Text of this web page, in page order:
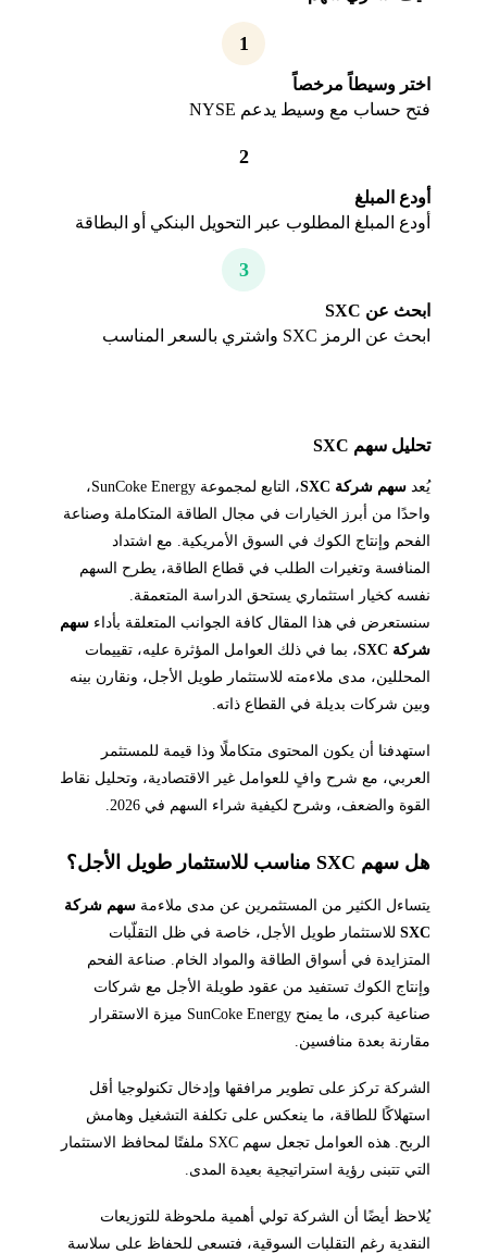
1
اختر وسيطاً مرخصاً
فتح حساب مع وسيط يدعم NYSE
2
أودع المبلغ
أودع المبلغ المطلوب عبر التحويل البنكي أو البطاقة
3
ابحث عن SXC
ابحث عن الرمز SXC واشتري بالسعر المناسب
تحليل سهم SXC
يُعد سهم شركة SXC
، التابع لمجموعة SunCoke Energy،
واحدًا من أبرز الخيارات في مجال الطاقة المتكاملة وصناعة
الفحم وإنتاج الكوك في السوق الأمريكية. مع اشتداد
المنافسة وتغيرات الطلب في قطاع الطاقة، يطرح السهم
نفسه كخيار استثماري يستحق الدراسة المتعمقة.
سنستعرض في هذا المقال كافة الجوانب المتعلقة بأداء سهم
شركة SXC
، بما في ذلك العوامل المؤثرة عليه، تقييمات
المحللين، مدى ملاءمته للاستثمار طويل الأجل، ونقارن بينه
وبين شركات بديلة في القطاع ذاته.
استهدفنا أن يكون المحتوى متكاملًا وذا قيمة للمستثمر
العربي، مع شرح وافٍ للعوامل غير الاقتصادية، وتحليل نقاط
القوة والضعف، وشرح لكيفية شراء السهم في 2026.
هل سهم SXC مناسب للاستثمار طويل الأجل؟
يتساءل الكثير من المستثمرين عن مدى ملاءمة سهم شركة
SXCللاستثمار طويل الأجل، خاصة في ظل التقلّبات
المتزايدة في أسواق الطاقة والمواد الخام. صناعة الفحم
وإنتاج الكوك تستفيد من عقود طويلة الأجل مع شركات
صناعية كبرى، ما يمنح SunCoke Energy ميزة الاستقرار
مقارنة بعدة منافسين.
الشركة تركز على تطوير مرافقها وإدخال تكنولوجيا أقل
استهلاكًا للطاقة، ما ينعكس على تكلفة التشغيل وهامش
الربح. هذه العوامل تجعل سهم SXC ملفتًا لمحافظ الاستثمار
التي تتبنى رؤية استراتيجية بعيدة المدى.
يُلاحظ أيضًا أن الشركة تولي أهمية ملحوظة للتوزيعات
النقدية رغم التقلبات السوقية، فتسعى للحفاظ على سلاسة